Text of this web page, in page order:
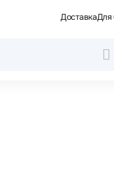
ДоставкаДля